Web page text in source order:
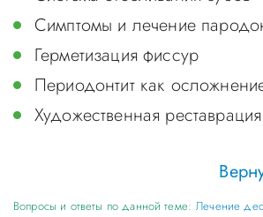
Симптомы и лечение
Герметизация фиссур
Периодонтит как
Художественная
Вопросы и ответы по данной теме: Лечение